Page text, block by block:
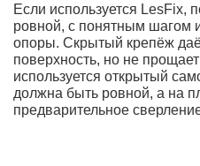
Если используется LesFix,
ровной, с понятным шагом
опоры. Скрытый крепёж
поверхность, но не
используется открытый
должна быть ровной, а на
предварительное